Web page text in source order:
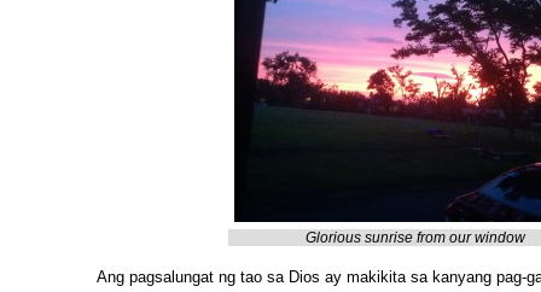
Glorious sunrise from our window
Ang pagsalungat ng tao sa Dios ay makikita sa kanyang pag-